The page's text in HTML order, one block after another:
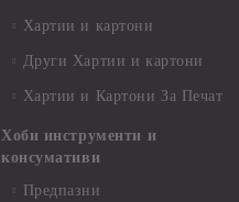
Хартии и картони
Други Хартии и картони
Хартии и Картони За Печат
Хоби инструменти и
консумативи
Предпазни